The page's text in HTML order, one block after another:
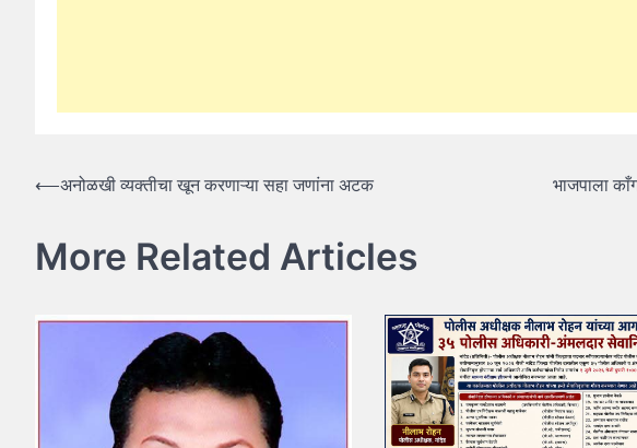
Post
⟵अनोळखी व्यक्तीचा खून करणाऱ्या सहा जणांना अटक भाजपाला
More Related Articles